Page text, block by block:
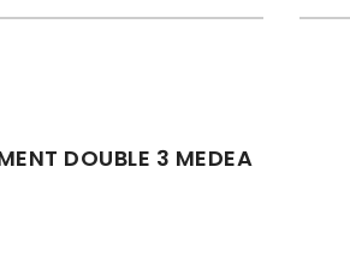
DOUBLE 3 MEDEA